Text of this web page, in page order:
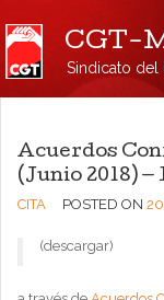
CGT-
Sindicato del
Acuerdos
(Junio 2018)
CITA POSTED ON
(descargar)